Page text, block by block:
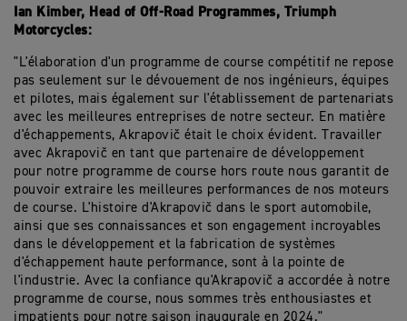
Ian Kimber, Head of Off-Road Programmes, Triumph
Motorcycles:
"L'élaboration d'un programme de course compétitif ne repose
pas seulement sur le dévouement de nos ingénieurs, équipes
et pilotes, mais également sur l'établissement de partenariats
avec les meilleures entreprises de notre secteur. En matière
d'échappements, Akrapovič était le choix évident. Travailler
avec Akrapovič en tant que partenaire de développement
pour notre programme de course hors route nous garantit de
pouvoir extraire les meilleures performances de nos moteurs
de course. L'histoire d'Akrapovič dans le sport automobile,
ainsi que ses connaissances et son engagement incroyables
dans le développement et la fabrication de systèmes
d'échappement haute performance, sont à la pointe de
l'industrie. Avec la confiance qu'Akrapovič a accordée à notre
programme de course, nous sommes très enthousiastes et
impatients pour notre saison inaugurale en 2024."